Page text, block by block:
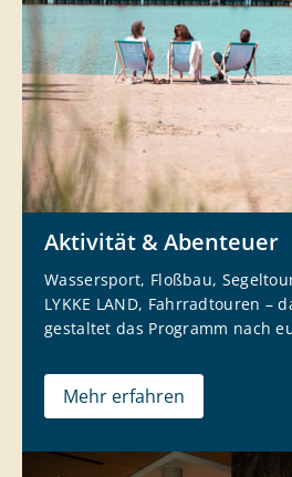
Aktivität & Abenteuer
Wassersport, Floßbau,
LYKKE LAND, Fahrradtouren –
gestaltet das Programm nach
Mehr erfahren